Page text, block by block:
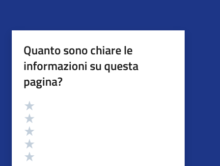
Quanto sono chiare le
informazioni su questa
pagina?
Valutazione